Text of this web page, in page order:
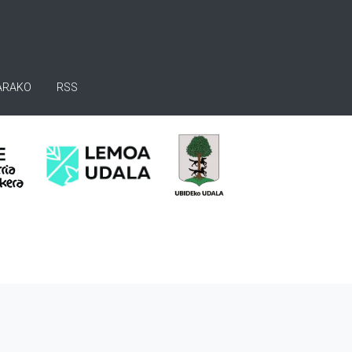
RSS